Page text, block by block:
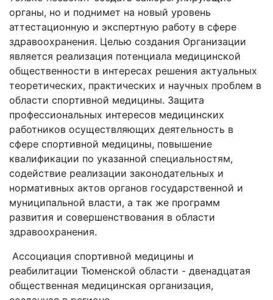
органы, но и поднимет на новый уровень
аттестационную и экспертную работу в сфере
здравоохранения. Целью создания Организации
является реализация потенциала медицинской
общественности в интересах решения актуальных
теоретических, практических и научных проблем в
области спортивной медицины. Защита
профессиональных интересов медицинских
работников осуществляющих деятельность в
сфере спортивной медицины, повышение
квалификации по указанной специальностям,
содействие реализации законодательных и
нормативных актов органов государственной и
муниципальной власти, а так же программ
развития и совершенствования в области
здравоохранения.
Ассоциация спортивной медицины и
реабилитации Тюменской области - двенадцатая
общественная медицинская организация,